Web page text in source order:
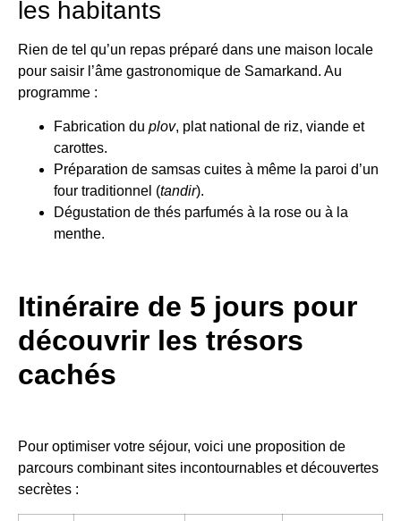
les habitants
Rien de tel qu’un repas préparé dans une maison locale
pour saisir l’âme gastronomique de Samarkand. Au
programme :
Fabrication du plov, plat national de riz, viande et
carottes.
Préparation de samsas cuites à même la paroi d’un
four traditionnel (tandir).
Dégustation de thés parfumés à la rose ou à la
menthe.
Itinéraire de 5 jours pour
découvrir les trésors
cachés
Pour optimiser votre séjour, voici une proposition de
parcours combinant sites incontournables et découvertes
secrètes :